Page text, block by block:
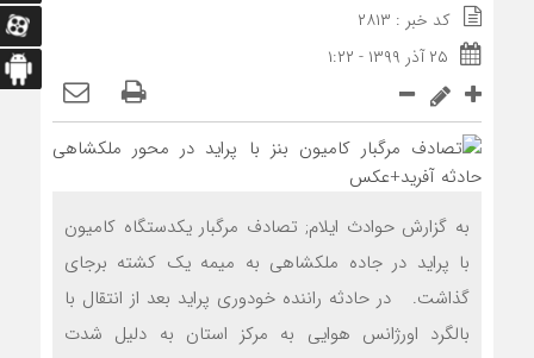
کد خبر : ۲۸۱۳
۲۵ آذر ۱۳۹۹ - ۱:۲۲
به گزارش حوادث ایلام; تصادف مرگبار یکدستگاه کامیون
با پراید در جاده ملکشاهی به میمه یک کشته برجای
گذاشت. در حادثه راننده خودوری پراید بعد از انتقال با
بالگرد اورژانس هوایی به مرکز استان به دلیل شدت